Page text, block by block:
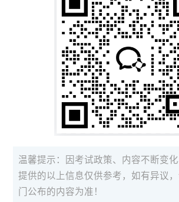
温馨提示：因考试政策、内容不断变
提供的以上信息仅供参考，如有异议
门公布的内容为准！